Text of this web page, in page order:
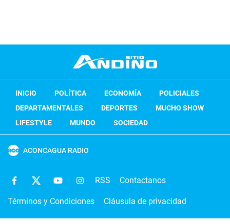
INICIO POLÍTICA ECONOMÍA
POLICIALES
DEPARTAMENTALES
DEPORTES
MUCHO SHOW
LIFESTYLE
MUNDO SOCIEDAD
ACONCAGUA RADIO
RSS Contactanos
Términos y Condiciones Cláusula de privacidad